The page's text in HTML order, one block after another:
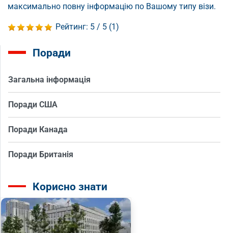
максимально повну інформацію по Вашому типу візи.
Рейтинг: 5 / 5 (1)
Поради
Загальна інформація
Поради США
Поради Канада
Поради Британія
Корисно знати